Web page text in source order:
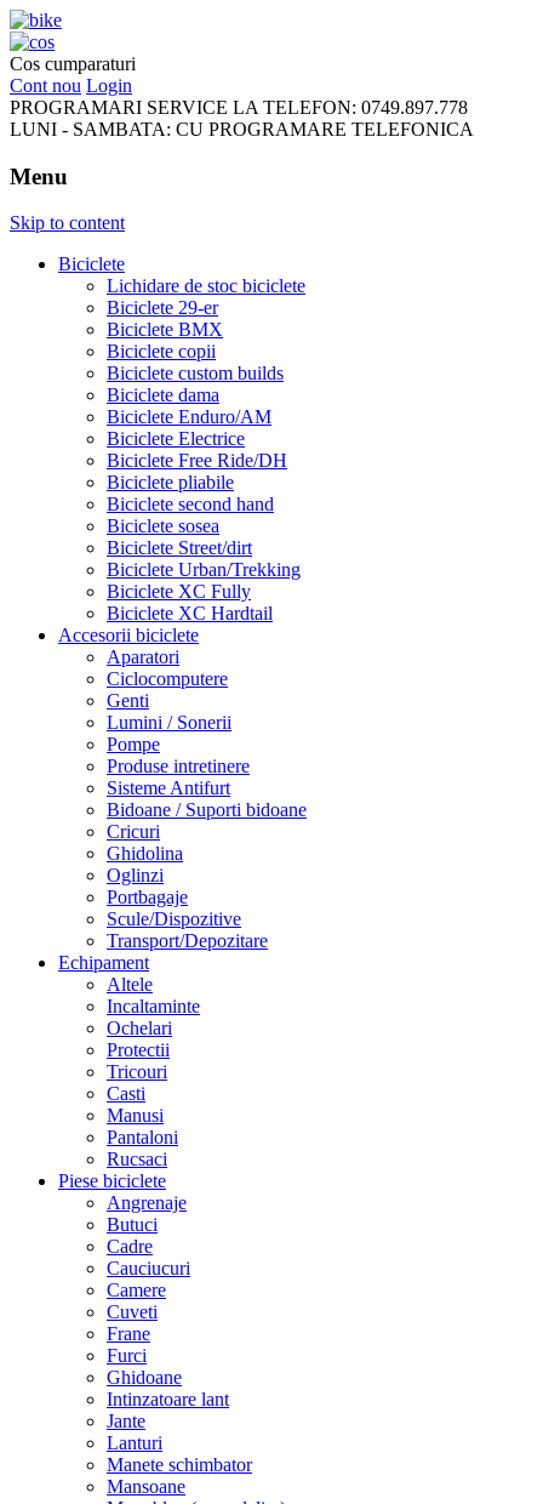
FreeRideBikes
Cos cumparaturi
Cont nou Login
PROGRAMARI SERVICE LA TELEFON: 0749.897.778
LUNI - SAMBATA: CU PROGRAMARE TELEFONICA
Menu
Skip to content
Biciclete
Lichidare de stoc biciclete
Biciclete 29-er
Biciclete BMX
Biciclete copii
Biciclete custom builds
Biciclete dama
Biciclete Enduro/AM
Biciclete Electrice
Biciclete Free Ride/DH
Biciclete pliabile
Biciclete second hand
Biciclete sosea
Biciclete Street/dirt
Biciclete Urban/Trekking
Biciclete XC Fully
Biciclete XC Hardtail
Accesorii biciclete
Aparatori
Ciclocomputere
Genti
Lumini / Sonerii
Pompe
Produse intretinere
Sisteme Antifurt
Bidoane / Suporti bidoane
Cricuri
Ghidolina
Oglinzi
Portbagaje
Scule/Dispozitive
Transport/Depozitare
Echipament
Altele
Incaltaminte
Ochelari
Protectii
Tricouri
Casti
Manusi
Pantaloni
Rucsaci
Piese biciclete
Angrenaje
Butuci
Cadre
Cauciucuri
Camere
Cuveti
Frane
Furci
Ghidoane
Intinzatoare lant
Jante
Lanturi
Manete schimbator
Mansoane